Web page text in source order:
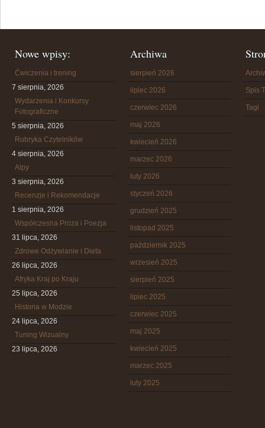
Nowe wpisy:
Ćwiczenia i trening
7 sierpnia, 2026
Wydarzenia i Konkursy
Fotograficzne
5 sierpnia, 2026
Rubryka Czytelników
4 sierpnia, 2026
Alpy
3 sierpnia, 2026
Recenzje i Rekomendacje
1 sierpnia, 2026
Współczesna Proza i Poezja
31 lipca, 2026
Zdrowe Odżywianie i Dieta
26 lipca, 2026
Afryka Kraj po Kraju
25 lipca, 2026
Historia w Modzie
24 lipca, 2026
Tuning Wizualny
23 lipca, 2026
Archiwa
sierpień 2026
lipiec 2026
czerwiec 2026
maj 2026
kwiecień 2026
marzec 2026
luty 2026
styczeń 2026
grudzień 2025
listopad 2025
październik 2025
wrzesień 2025
sierpień 2025
lipiec 2025
czerwiec 2025
maj 2025
kwiecień 2025
marzec 2025
luty 2025
Spis
Tagi